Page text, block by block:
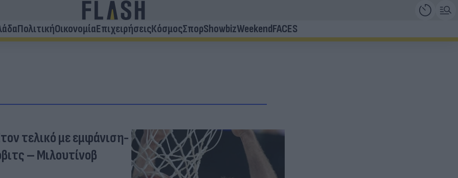
ΠολιτικήΟικονομίαΕπιχειρήσειςΚόσμοςΣπορShowbizWeekendFACES
τελικό με εμφάνιση-
– Μιλουτίνοβ